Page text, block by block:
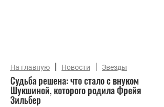
На главную | Новости | Звезды
Судьба решена: что стало с внуком
Шукшиной, которого родила Фрейя
Зильбер